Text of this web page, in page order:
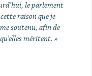
le parlement
raison que je
soutenu, afin de
méritent. »